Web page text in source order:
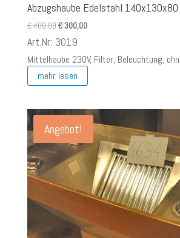
Abzugshaube Edelstahl
€400,00Ursprünglicher
Preis
€ 400,00
€300,00Aktueller
€ 300,00.
Art.Nr.: 3019
Mittelhaube 230V, Filter, Beleuchtung,
mehr lesen
Angebot!